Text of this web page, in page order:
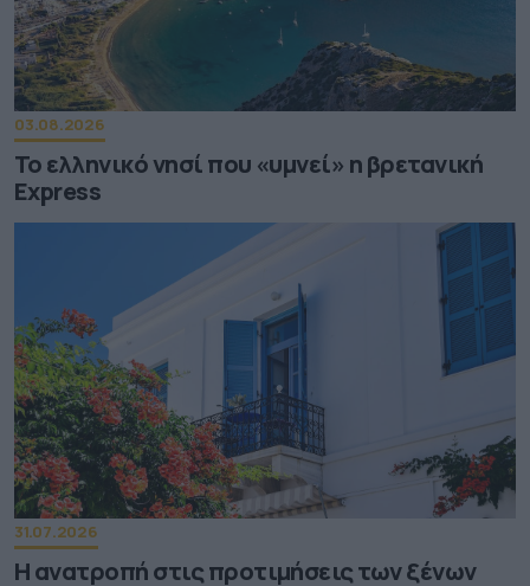
03.08.2026
Το ελληνικό νησί που «υμνεί» η βρετανική
Express
31.07.2026
Η ανατροπή στις προτιμήσεις των ξένων